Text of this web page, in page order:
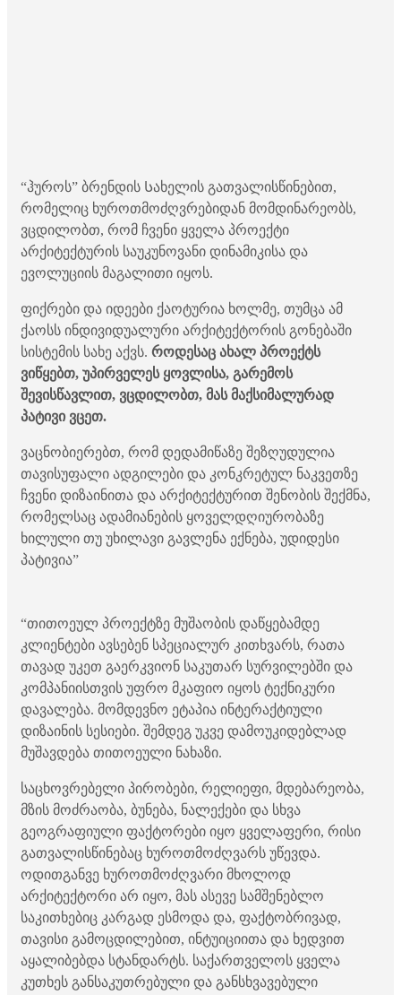
“ჰუროს” ბრენდის Სახელის გათვალისწინებით,
რომელიც ხუროთმოძღვრებიდან მომდინარეობს,
ვცდილობთ, რომ ჩვენი ყველა პროექტი
არქიტექტურის საუკუნოვანი დინამიკისა და
ევოლუციის მაგალითი იყოს.
ფიქრები და იდეები ქაოტურია ხოლმე, თუმცა ამ
ქაოსს ინდივიდუალური არქიტექტორის გონებაში
სისტემის სახე აქვს. როდესაც ახალ პროექტს
ვიწყებთ, უპირველეს ყოვლისა, გარემოს
შევისწავლით, ვცდილობთ, მას მაქსიმალურად
პატივი ვცეთ.
ვაცნობიერებთ, რომ დედამიწაზე შეზღუდულია
თავისუფალი ადგილები და კონკრეტულ ნაკვეთზე
ჩვენი დიზაინითა და არქიტექტურით შენობის შექმნა,
რომელსაც ადამიანების ყოველდღიურობაზე
ხილული თუ უხილავი გავლენა ექნება, უდიდესი
პატივია”
“თითოეულ პროექტზე მუშაობის დაწყებამდე
კლიენტები ავსებენ სპეციალურ კითხვარს, რათა
თავად უკეთ გაერკვიონ საკუთარ სურვილებში და
კომპანიისთვის უფრო მკაფიო იყოს ტექნიკური
დავალება. მომდევნო ეტაპია ინტერაქტიული
დიზაინის სესიები. შემდეგ უკვე დამოუკიდებლად
მუშავდება თითოეული ნახაზი.
საცხოვრებელი პირობები, რელიეფი, მდებარეობა,
მზის მოძრაობა, ბუნება, ნალექები და სხვა
გეოგრაფიული ფაქტორები იყო ყველაფერი, რისი
გათვალისწინებაც ხუროთმოძღვარს უწევდა.
ოდითგანვე ხუროთმოძღვარი მხოლოდ
არქიტექტორი არ იყო, მას ასევე სამშენებლო
საკითხებიც კარგად ესმოდა და, ფაქტობრივად,
თავისი გამოცდილებით, ინტუიციითა და ხედვით
აყალიბებდა სტანდარტს. საქართველოს ყველა
კუთხეს განსაკუთრებული და განსხვავებული